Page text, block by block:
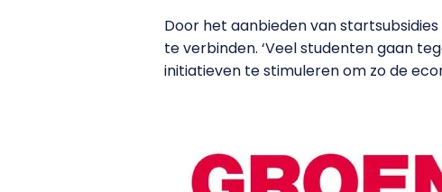
Door het aanbieden van
te verbinden. ‘Veel studenten gaan
initiatieven te stimuleren om zo de